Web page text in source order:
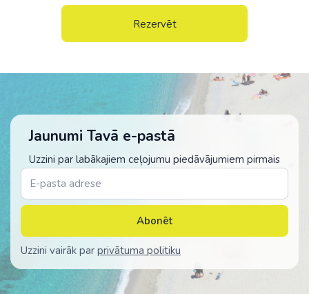
Rezervēt
Jaunumi Tavā e-pastā
Uzzini par labākajiem ceļojumu piedāvājumiem pirmais
Abonēt
Uzzini vairāk par privātuma politiku